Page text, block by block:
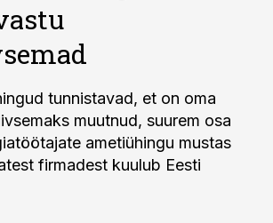
tunnistavad, et on oma
muutnud, suurem osa
ametiühingu mustas
firmadest kuulub Eesti